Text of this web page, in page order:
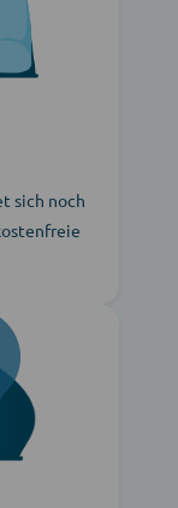
sich noch